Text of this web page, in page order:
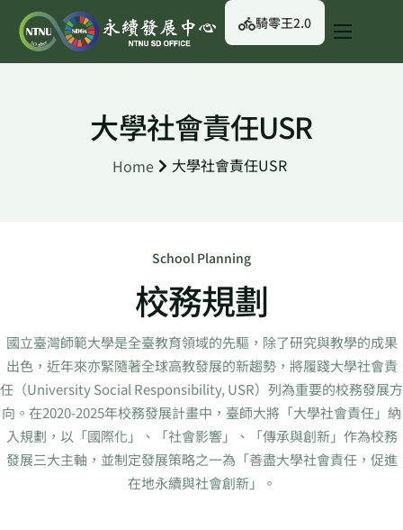
關於我們
騎零王2.0
大學社會責任USR
Home 大學社會責任USR
School Planning
校務規劃
國立臺灣師範大學是全臺教育領域的先驅，除了研究與教學的成果
出色，近年來亦緊隨著全球高教發展的新趨勢，將履踐大學社會責
任（University Social Responsibility, USR）列為重要的校務發展方
向。在2020-2025年校務發展計畫中，臺師大將「大學社會責任」納
入規劃，以「國際化」、「社會影響」、「傳承與創新」作為校務
發展三大主軸，並制定發展策略之一為「善盡大學社會責任，促進
在地永續與社會創新」。